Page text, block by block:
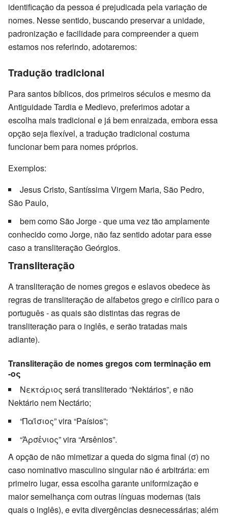
identificação da pessoa é prejudicada pela variação de
nomes. Nesse sentido, buscando preservar a unidade,
padronização e facilidade para compreender a quem
estamos nos referindo, adotaremos:
Tradução tradicional
Para santos bíblicos, dos primeiros séculos e mesmo da
Antiguidade Tardia e Medievo, preferimos adotar a
escolha mais tradicional e já bem enraizada, embora essa
opção seja flexível, a tradução tradicional costuma
funcionar bem para nomes próprios.
Exemplos:
Jesus Cristo, Santíssima Virgem Maria, São Pedro,
São Paulo,
bem como São Jorge - que uma vez tão amplamente
conhecido como Jorge, não faz sentido adotar para esse
caso a transliteração Geórgios.
Transliteração
A transliteração de nomes gregos e eslavos obedece às
regras de transliteração de alfabetos grego e cirílico para o
português - as quais são distintas das regras de
transliteração para o inglês, e serão tratadas mais
adiante).
Transliteração de nomes gregos com terminação em
-ος
Νεκτάριος será transliterado “Nektários”, e não
Nektário nem Nectário;
“Παΐσιος” vira “Paísios”;
“Ἀρσἐνιος” vira “Arsênios”.
A opção de não mimetizar a queda do sigma final (σ) no
caso nominativo masculino singular não é arbitrária: em
primeiro lugar, essa escolha garante uniformização e
maior semelhança com outras línguas modernas (tais
quais o inglês), e evita divergências desnecessárias; além